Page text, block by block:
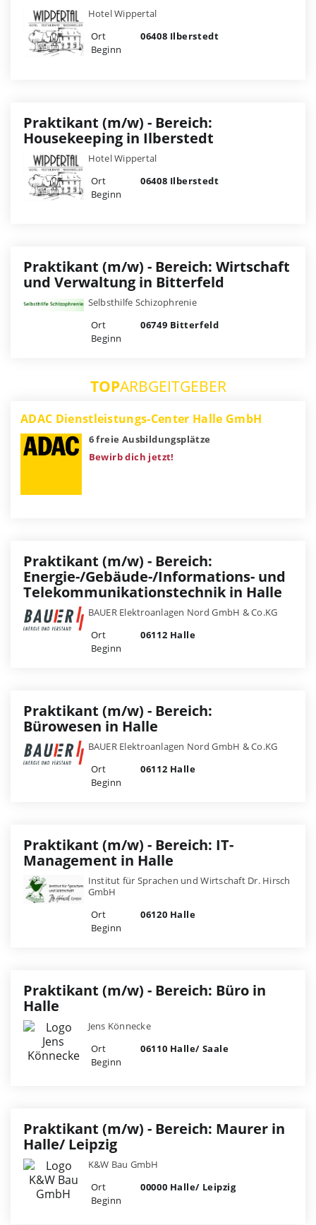
Hotel Wippertal
Ort
06408 Ilberstedt
Beginn
Praktikant (m/w) - Bereich:
Housekeeping in Ilberstedt
Hotel Wippertal
Ort
06408 Ilberstedt
Beginn
Praktikant (m/w) - Bereich: Wirtschaft
und Verwaltung in Bitterfeld
Selbsthilfe Schizophrenie
Ort
06749 Bitterfeld
Beginn
TOPARBGEITGEBER
ADAC Dienstleistungs-Center Halle GmbH
6 freie Ausbildungsplätze
Bewirb dich jetzt!
Praktikant (m/w) - Bereich:
Energie-/Gebäude-/Informations- und
Telekommunikationstechnik in Halle
BAUER Elektroanlagen Nord GmbH & Co.KG
Ort
06112 Halle
Beginn
Praktikant (m/w) - Bereich:
Bürowesen in Halle
BAUER Elektroanlagen Nord GmbH & Co.KG
Ort
06112 Halle
Beginn
Praktikant (m/w) - Bereich: IT-
Management in Halle
Institut für Sprachen und Wirtschaft Dr. Hirsch
GmbH
Ort
06120 Halle
Beginn
Praktikant (m/w) - Bereich: Büro in
Halle
Jens Könnecke
Ort
06110 Halle/ Saale
Beginn
Praktikant (m/w) - Bereich: Maurer in
Halle/ Leipzig
K&W Bau GmbH
Ort
00000 Halle/ Leipzig
Beginn